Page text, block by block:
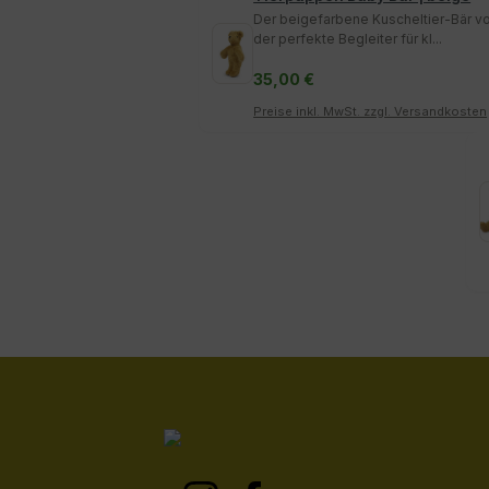
Der beigefarbene Kuscheltier-Bär
der perfekte Begleiter für kl...
35,00 €
Preise inkl. MwSt. zzgl. Versandkosten